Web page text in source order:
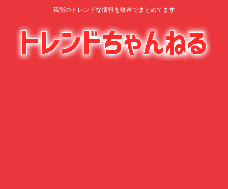
芸能のトレンドな情報を爆速でまとめてます